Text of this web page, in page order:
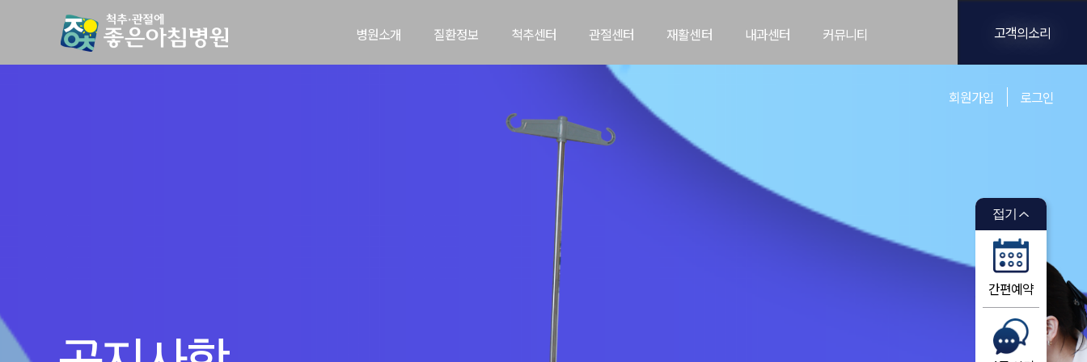
병원소개 질환정보 척추센터 관절센터 재활센터​ 내과센터 커뮤니티 고객의소리
회원가입 로그인
접기
간편예약